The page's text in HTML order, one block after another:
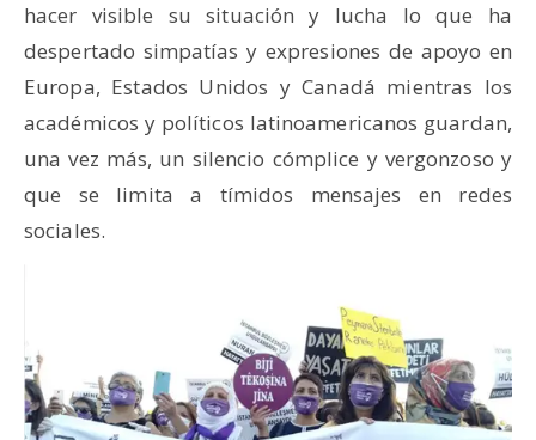
hacer visible su situación y lucha lo que ha
despertado simpatías y expresiones de apoyo en
Europa, Estados Unidos y Canadá mientras los
académicos y políticos latinoamericanos guardan,
una vez más, un silencio cómplice y vergonzoso y
que se limita a tímidos mensajes en redes
sociales.